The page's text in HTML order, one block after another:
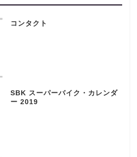
コンタクト
SBK スーパーバイク・カレンダ
ー 2019